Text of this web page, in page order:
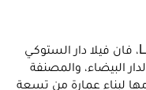
بحسب وثائق اطلع عليها موقع Le360، فان فيلا دار الستوكـي
البيضاء، والمصنفة
لبناء عمارة من تسعة